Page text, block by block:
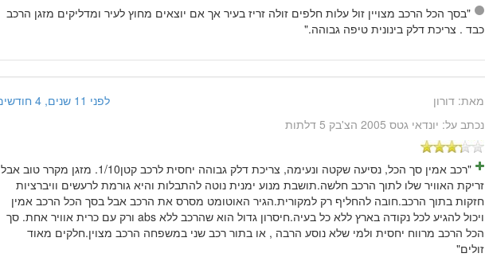
"בסך הכל הרכב מצויין זול עלות חלפים זולה זריז בעיר אך אם יוצאים מחוץ לעיר ומדליקים מזגן הרכב
כבד . צריכת דלק בינונית טיפה גבוהה."
מאת:דורון
לפני 11 שנים, 4 חודשים
נכתב על: יונדאי גטס 2005 הצ'בק 5 דלתות
"רכב אמין סך הכל, נסיעה שקטה ונעימה, צריכת דלק גבוהה יחסית לרכב קטן1/10. מזגן מקרר טוב אבל
זריקת האוויר שלו לתוך הרכב חלשה.תושבת מנוע ימנית נוטה להתבלות והיא גורמת לרעשים וויברציות
חזקות בתוך הרכב.חובה להחליף רק למקורית.הגיר האוטומט מסרס את הרכב אבל בסך הכל הרכב אמין
ויכול להגיע לכל נקודה בארץ ללא כל בעיה.חיסרון גדול הוא שהרכב ללא abs ורק עם כרית אוויר אחת. סך
הכל הרכב מרווח יחסית ולמי שלא נוסע הרבה , או בתור רכב שני במשפחה הרכב מצוין.חלקים מאוד
זולים"